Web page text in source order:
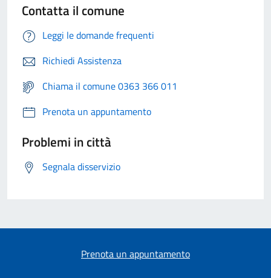
Contatta il comune
Leggi le domande frequenti
Richiedi Assistenza
Chiama il comune 0363 366 011
Prenota un appuntamento
Problemi in città
Segnala disservizio
Prenota un appuntamento